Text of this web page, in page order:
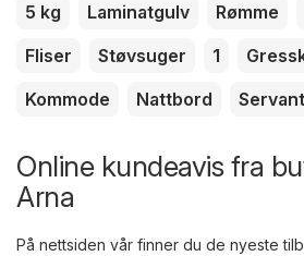
5 kg
Laminatgulv Rømme
Fliser
Støvsuger 1
Kommode
Nattbord Servant
Online kundeavis fra
Arna
På nettsiden vår finner du de nyeste